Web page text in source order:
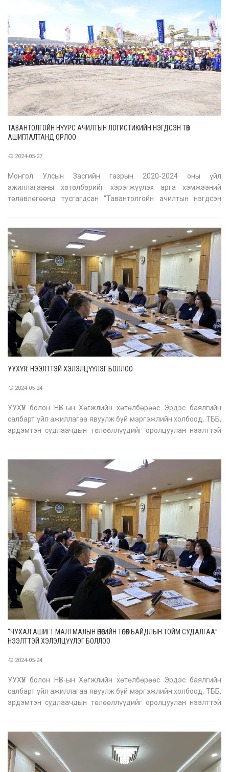
ТАВАНТОЛГОЙН НҮҮРС АЧИЛТЫН ЛОГИСТИКИЙН НЭГДСЭН ТӨВ
АШИГЛАЛТАНД ОРЛОО
2024-05-27
Монгол Улсын Засгийн газрын 2020-2024 оны үйл
ажиллагааны хөтөлбөрийг хэрэгжүүлэх арга хэмжээний
төлөвлөгөөнд тусгагдсан “Тавантолгойн ачилтын нэгдсэн
төвийн талаар авах зарим арга хэм
УУХҮЯ: НЭЭЛТТЭЙ ХЭЛЭЛЦҮҮЛЭГ БОЛЛОО
2024-05-24
УУХҮЯ болон НҮБ-ын Хөгжлийн хөтөлбөрөөс Эрдэс баялгийн
салбарт үйл ажиллагаа явуулж буй мэргэжлийн холбоод, ТББ,
эрдэмтэн судлаачдын төлөөллүүдийг оролцуулан нээлттэй
“ЧУХАЛ АШИГТ МАЛТМАЛЫН ӨНӨӨГИЙН ТӨЛӨВ БАЙДЛЫН ТОЙМ СУДАЛГАА”
НЭЭЛТТЭЙ ХЭЛЭЛЦҮҮЛЭГ БОЛЛОО
2024-05-24
УУХҮЯ болон НҮБ-ын Хөгжлийн хөтөлбөрөөс Эрдэс баялгийн
салбарт үйл ажиллагаа явуулж буй мэргэжлийн холбоод, ТББ,
эрдэмтэн судлаачдын төлөөллүүдийг оролцуулан нээлттэй
засаглалд тулгамдаж